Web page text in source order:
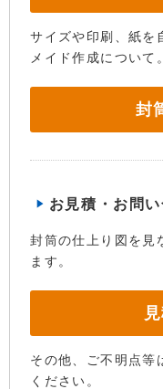
サイズや印刷、紙を
メイド作成について。
封
お見積・お問
封筒の仕上り図を見
ます。
その他、ご不明点等
ください。